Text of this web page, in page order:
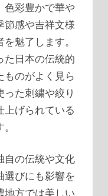
色彩豊かで華や
節感や吉祥文様
魅了します。
た日本の伝統的
ものがよく見ら
た刺繍や絞り
上げられている
自の伝統や文化
選びにも影響を
地方では美しい